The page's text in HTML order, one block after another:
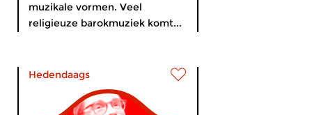
muzikale vormen. Veel
religieuze barokmuziek komt...
Hedendaags